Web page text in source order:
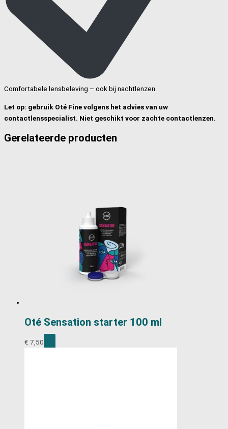
Comfortabele lensbeleving – ook bij nachtlenzen
Let op: gebruik Oté Fine volgens het advies van uw
contactlensspecialist. Niet geschikt voor zachte contactlenzen.
Gerelateerde producten
Oté Sensation starter 100 ml
€ 7,50